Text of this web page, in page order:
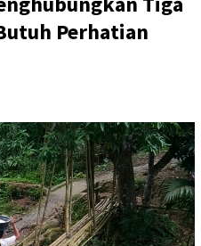
Perhatian